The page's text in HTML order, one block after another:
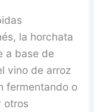
la horchata
a base de
vino de arroz
fermentando o
otros